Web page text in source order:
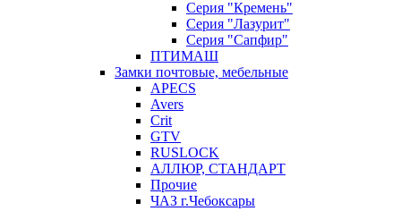
Серия "Кремень"
Серия "Лазурит"
Серия "Сапфир"
ПТИМАШ
Замки почтовые, мебельные
APECS
Avers
Crit
GTV
RUSLOCK
АЛЛЮР, СТАНДАРТ
Прочие
ЧАЗ г.Чебоксары